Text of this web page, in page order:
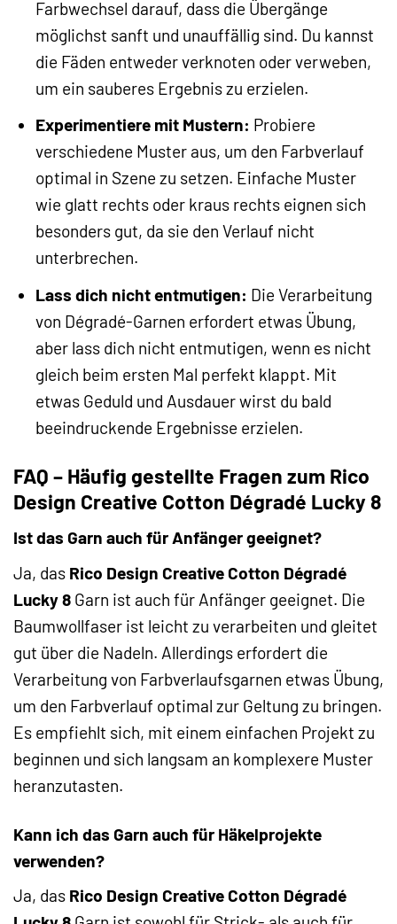
Farbwechsel darauf, dass die Übergänge
möglichst sanft und unauffällig sind. Du kannst
die Fäden entweder verknoten oder verweben,
um ein sauberes Ergebnis zu erzielen.
Experimentiere mit Mustern: Probiere
verschiedene Muster aus, um den Farbverlauf
optimal in Szene zu setzen. Einfache Muster
wie glatt rechts oder kraus rechts eignen sich
besonders gut, da sie den Verlauf nicht
unterbrechen.
Lass dich nicht entmutigen: Die Verarbeitung
von Dégradé-Garnen erfordert etwas Übung,
aber lass dich nicht entmutigen, wenn es nicht
gleich beim ersten Mal perfekt klappt. Mit
etwas Geduld und Ausdauer wirst du bald
beeindruckende Ergebnisse erzielen.
FAQ – Häufig gestellte Fragen zum Rico
Design Creative Cotton Dégradé Lucky 8
Ist das Garn auch für Anfänger geeignet?
Ja, das Rico Design Creative Cotton Dégradé
Lucky 8 Garn ist auch für Anfänger geeignet. Die
Baumwollfaser ist leicht zu verarbeiten und gleitet
gut über die Nadeln. Allerdings erfordert die
Verarbeitung von Farbverlaufsgarnen etwas Übung,
um den Farbverlauf optimal zur Geltung zu bringen.
Es empfiehlt sich, mit einem einfachen Projekt zu
beginnen und sich langsam an komplexere Muster
heranzutasten.
Kann ich das Garn auch für Häkelprojekte
verwenden?
Ja, das Rico Design Creative Cotton Dégradé